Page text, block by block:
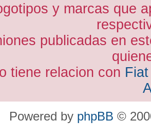
y marcas que
publicadas en
tiene relacion con
Powered by phpBB ©